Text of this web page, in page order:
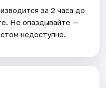
за 2 часа до
Не опаздывайте —
недоступно.